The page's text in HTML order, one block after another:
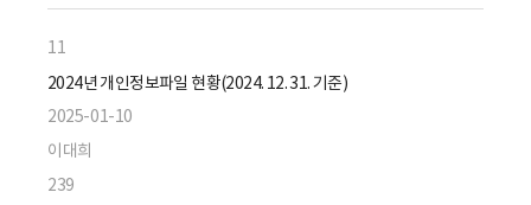
11
2024년 개인정보파일 현황(2024. 12. 31. 기준)
2025-01-10
이대희
239